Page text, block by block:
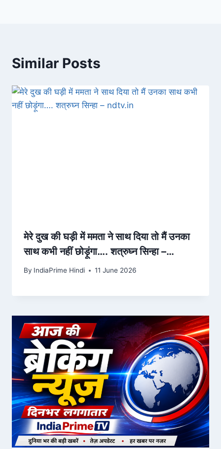
Similar Posts
मेरे दुख की घड़ी में ममता ने साथ दिया तो मैं उनका
साथ कभी नहीं छोड़ूंगा…. शत्रुघ्न सिन्हा –
ndtv.in
By IndiaPrime Hindi 11 June 2026